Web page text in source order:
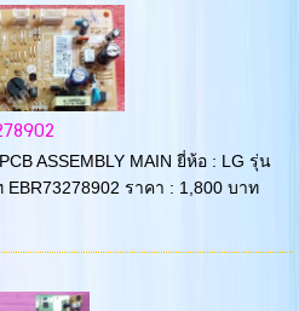
ASSEMBLY MAIN ยี่ห้อ : LG รุ่น
ราคา : 1,800 บาท